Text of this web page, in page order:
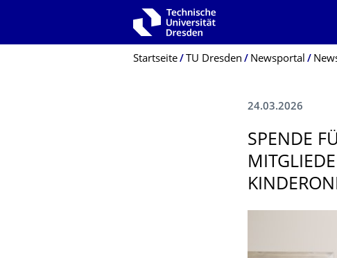
Zur Hauptnavigation springen
Breadcrumb-Menü
Startseite TU Dresden Newsportal
24.03.2026
SPENDE